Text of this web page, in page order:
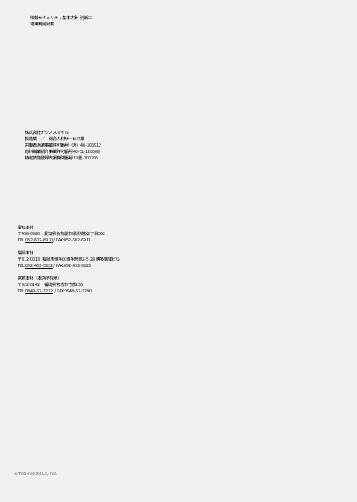
情報セキュリティ基本方針-別紙に
​適用範囲記載
株式会社テクノスマイル
製造業 ／ 総合人材サービス業
労働者派遣事業許可番号（派）40-300912
有料職業紹介事業許可番号 40-ユ-120008
特定技能登録支援機関番号 19登-000395
愛知本社
〒458-0820 愛知県名古屋市緑区境松2丁目502
TEL:052-602-6910/ FAX:052-602-6911
福岡本社
〒812-0013 福岡市博多区博多駅東2-5-28 博多偕成ビル
TEL:092-433-5822/ FAX:092-433-5823
宮若本社（本店所在地）
〒822-0142 福岡県宮若市竹原236
TEL:0949-52-3232/ FAX:0949-52-3290
© TECHNOSMILE, INC.